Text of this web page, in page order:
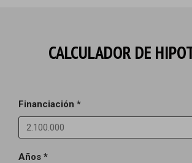
CALCULADOR DE
Financiación *
Años *